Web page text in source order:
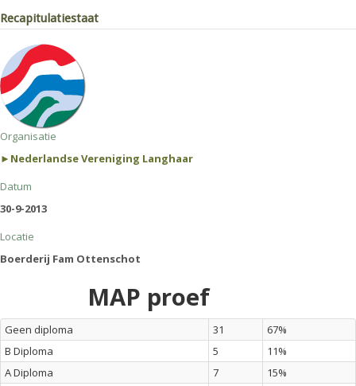
Recapitulatiestaat
Organisatie
►Nederlandse Vereniging Langhaar
Datum
30-9-2013
Locatie
Boerderij Fam Ottenschot
MAP proef
Geen diploma 31
67%
B Diploma
5
11%
A Diploma
7
15%